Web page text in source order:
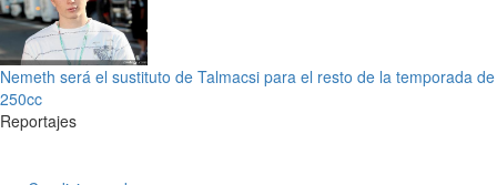
Nemeth será el sustituto de Talmacsi para el resto de la temporada de
250cc
Reportajes